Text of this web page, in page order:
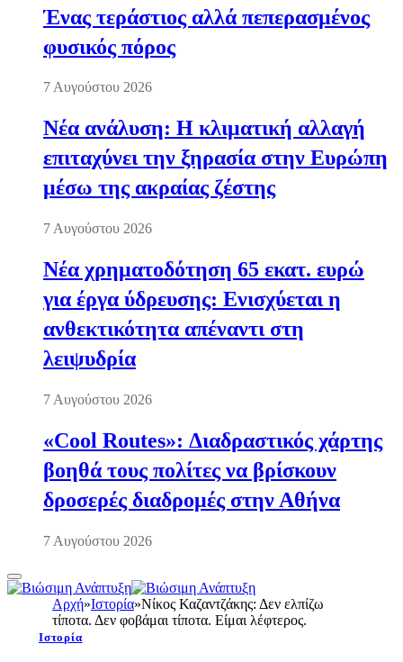
Ένας τεράστιος αλλά πεπερασμένος
φυσικός πόρος
7 Αυγούστου 2026
Νέα ανάλυση: Η κλιματική αλλαγή
επιταχύνει την ξηρασία στην Ευρώπη
μέσω της ακραίας ζέστης
7 Αυγούστου 2026
Νέα χρηματοδότηση 65 εκατ. ευρώ
για έργα ύδρευσης: Ενισχύεται η
ανθεκτικότητα απέναντι στη
λειψυδρία
7 Αυγούστου 2026
«Cool Routes»: Διαδραστικός χάρτης
βοηθά τους πολίτες να βρίσκουν
δροσερές διαδρομές στην Αθήνα
7 Αυγούστου 2026
Αρχή»Ιστορία»Νίκος Καζαντζάκης: Δεν ελπίζω
τίποτα. Δεν φοβάμαι τίποτα. Είμαι λέφτερος.
Ιστορία